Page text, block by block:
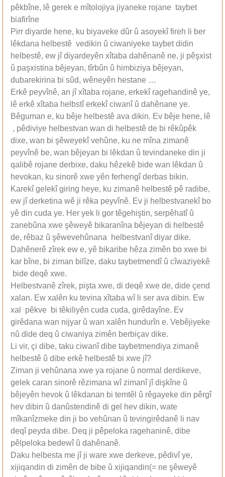
pêkbîne, lê gerek e mîtolojiya jiyaneke rojane taybet
biafirîne
Pirr diyarde hene, ku biyaveke dûr û asoyekî fireh li ber
lêkdana helbestê vedikin û ciwaniyeke taybet didin
helbestê, ew jî diyardeyên xîtaba dahênanê ne, ji pêşxist
û paşxistina bêjeyan, tîrbûn û himbiziya bêjeyan,
dubarekirina bi sûd, wêneyên hestane …
Erkê peyvînê, an jî xîtaba rojane, erkekî ragehandinê ye,
lê erkê xîtaba helbstî erkekî ciwanî û dahênane ye.
Bêguman e, ku bêje helbestê ava dikin. Ev bêje hene, lê
, pêdiviye helbestvan wan di helbestê de bi rêkûpêk
dixe, wan bi şêweyekî vehûne, ku ne mîna zimanê
peyvînê be, wan bêjeyan bi lêkdan û tevindaneke din ji
qalibê rojane derbixe, daku hêzekê bide wan lêkdan û
hevokan, ku sinorê xwe yên ferhengî derbas bikin.
Karekî gelekî giring heye, ku zimanê helbestê pê radibe,
ew jî derketina wê ji rêka peyvînê. Ev ji helbestvanekî bo
yê din cuda ye. Her yek li gor têgehiştin, serpêhatî û
zanebûna xwe şêweyê bikaranîna bêjeyan di helbestê
de, rêbaz û şêwevehûnana helbestvanî diyar dike.
Dahênerê zîrek ew e, yê bikaribe hêza zimên bo xwe bi
kar bîne, bi ziman bilîze, daku taybetmendî û cîwaziyekê
bide deqê xwe.
Helbestvanê zîrek, pişta xwe, di deqê xwe de, dide çend
xalan. Ew xalên ku tevina xîtaba wî li ser ava dibin. Ew
xal pêkve bi têkiliyên cuda cuda, girêdayîne. Ev
girêdana wan nijyar û wan xalên hundurîn e. Vebêjiyeke
nû dide deq û ciwaniya zimên berbiçav dike.
Li vir, çi dibe, taku ciwanî dibe taybetmendiya zimanê
helbestê û dibe erkê helbestê bi xwe jî?
Ziman ji vehûnana xwe ya rojane û normal derdikeve,
gelek caran sinorê rêzimana wî zimanî jî dişkîne û
bêjeyên hevok û lêkdanan bi temtêl û rêgayeke din pêrgî
hev dibin û danûstendinê di gel hev dikin, wate
mîkanîzmeke din ji bo vehûnan û tevingirêdanê li nav
deqî peyda dibe. Deq ji pêpeloka ragehaninê, dibe
pêlpeloka bedewî û dahênanê.
Daku helbesta me jî ji ware xwe derkeve, pêdivî ye,
xijiqandin di zimên de bibe û xijiqandin(= ne şêweyê